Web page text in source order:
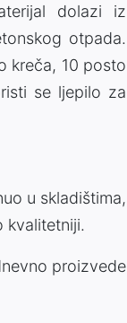
dolazi iz
otpada.
kreča, 10 posto
se ljepilo za
u skladištima,
kvalitetniji.
proizvede